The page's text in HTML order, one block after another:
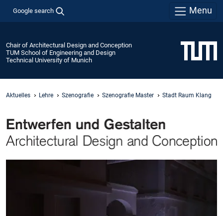
Google search Menu
Chair of Architectural Design and Conception
TUM School of Engineering and Design
Technical University of Munich
Aktuelles Lehre Szenografie Szenografie Master Stadt Raum Klang